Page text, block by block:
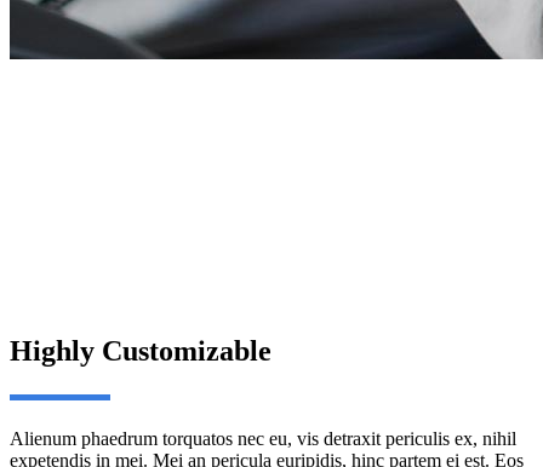
Highly Customizable
Alienum phaedrum torquatos nec eu, vis detraxit periculis ex, nihil
expetendis in mei. Mei an pericula euripidis, hinc partem ei est. Eos